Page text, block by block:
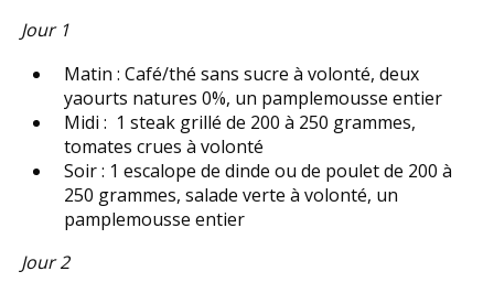
Jour 1
Matin : Café/thé sans sucre à volonté, deux
yaourts natures 0%, un pamplemousse entier
Midi : 1 steak grillé de 200 à 250 grammes,
tomates crues à volonté
Soir : 1 escalope de dinde ou de poulet de 200 à
250 grammes, salade verte à volonté, un
pamplemousse entier
Jour 2